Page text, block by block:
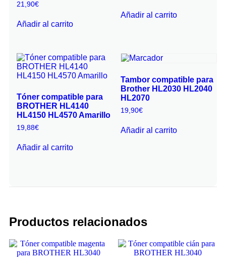
21,90€
Añadir al carrito
Añadir al carrito
Tóner compatible para
BROTHER HL4140
HL4150 HL4570 Amarillo
19,88€
Añadir al carrito
Tambor compatible para
Brother HL2030 HL2040
HL2070
19,90€
Añadir al carrito
Productos relacionados